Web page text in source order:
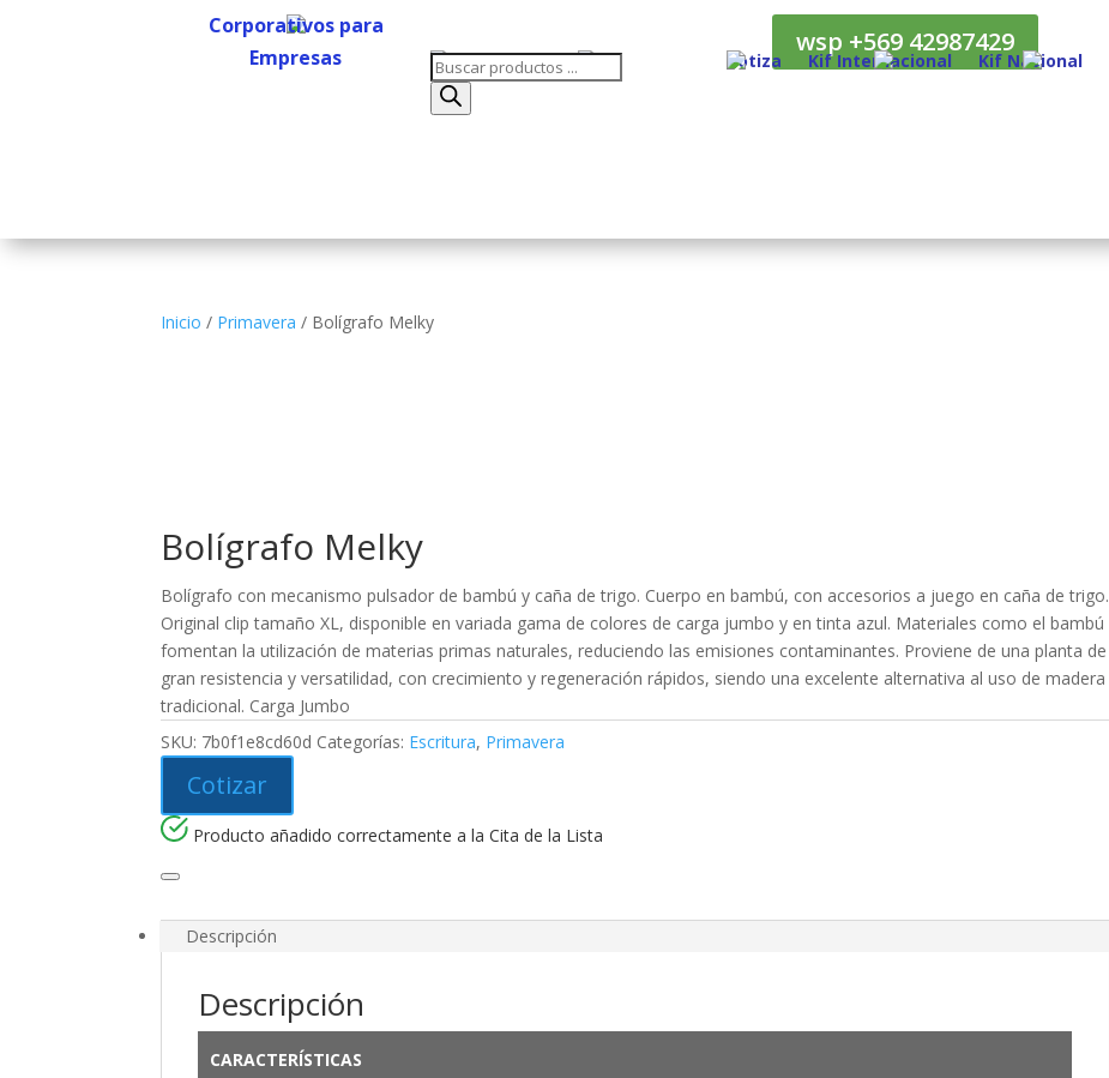
Corporativos para
Empresas
wsp +569 42987429
Cotiza Kif Internacional Kif Nacional
Búsqueda
de
productos
Inicio / Primavera / Bolígrafo Melky
Bolígrafo Melky
Bolígrafo con mecanismo pulsador de bambú y caña de trigo. Cuerpo en bambú, con accesorios a juego en caña de trigo.
Original clip tamaño XL, disponible en variada gama de colores de carga jumbo y en tinta azul. Materiales como el bambú
fomentan la utilización de materias primas naturales, reduciendo las emisiones contaminantes. Proviene de una planta de
gran resistencia y versatilidad, con crecimiento y regeneración rápidos, siendo una excelente alternativa al uso de madera
tradicional. Carga Jumbo
SKU: 7b0f1e8cd60d Categorías: Escritura, Primavera
Cotizar
Producto añadido correctamente a la Cita de la Lista
Descripción
Descripción
CARACTERÍSTICAS